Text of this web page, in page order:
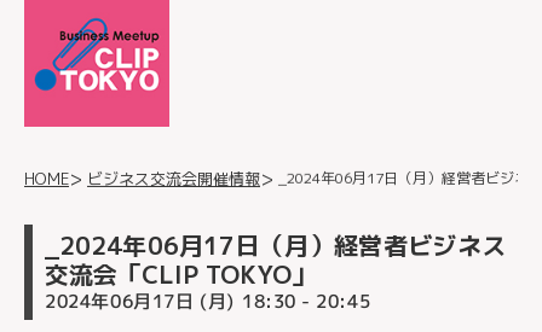
HOME ビジネス交流会開催情報 _2024年06月17日（月）経営者ビジネ
_2024年06月17日（月）経営者ビジネス
交流会「CLIP TOKYO」
2024年06月17日 (月) 18:30 - 20:45